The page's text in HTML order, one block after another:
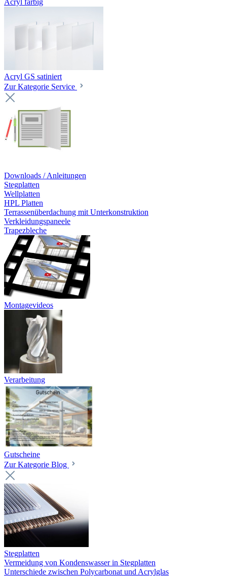
Acryl farbig
Acryl GS satiniert
Zur Kategorie Service
Downloads / Anleitungen
Stegplatten
Wellplatten
HPL Platten
Terrassenüberdachung mit Unterkonstruktion
Verkleidungspaneele
Trapezbleche
Montagevideos
Verarbeitung
Gutscheine
Zur Kategorie Blog
Stegplatten
Vermeidung von Kondenswasser in Stegplatten
Unterschiede zwischen Polycarbonat und Acrylglas